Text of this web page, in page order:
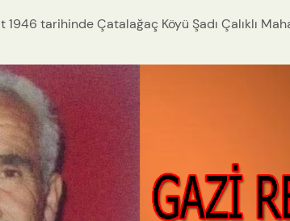
1946 tarihinde Çatalağaç Köyü Şadı Çalıklı